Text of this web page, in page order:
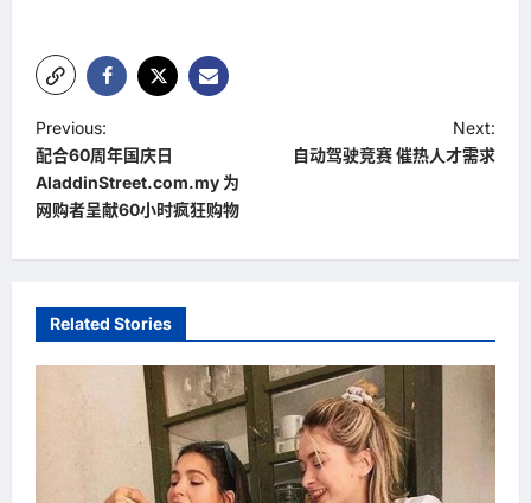
P
o
s
a
v
Previous:
配合60周年国庆日
AladdinStreet.com.my 为
网购者呈献60小时疯狂购物
Next:
自动驾驶竞赛 催热人才需求
Related Stories